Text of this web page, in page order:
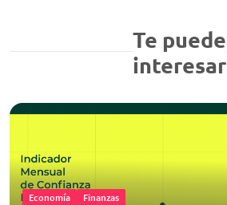
Te puede
interesar
Economía Finanzas